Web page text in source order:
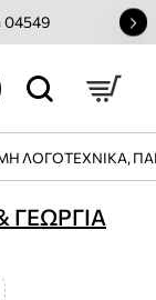
04549
ΛΟΓΟΤΕΧΝΙΚΑ,
ΓΕΩΡΓΙΑ